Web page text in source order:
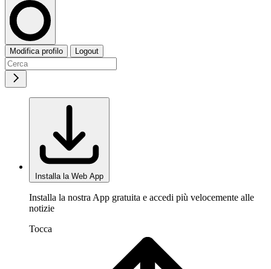
Modifica profilo Logout
Installa la Web App
Installa la nostra App gratuita e accedi più velocemente alle
notizie
Tocca